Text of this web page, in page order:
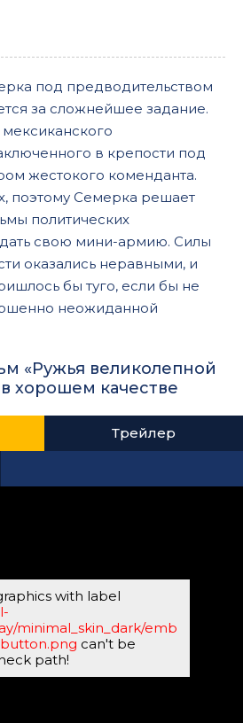
под предводительством
за сложнейшее задание.
в крепости под
жестокого коменданта.
поэтому Семерка решает
политических
свою мини-армию. Силы
оказались неравными, и
бы туго, если бы не
неожиданной
«Ружья великолепной
хорошем качестве
Трейлер
with label
minimal_skin_dark/emb
can't be
path!